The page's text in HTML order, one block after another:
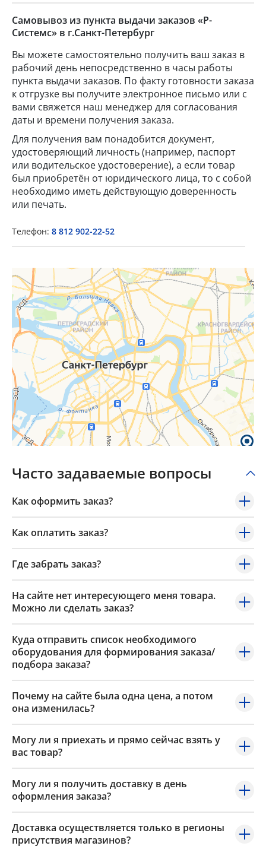
Самовывоз из пункта выдачи заказов «Р-
Системс» в г.Санкт-Петербург
Вы можете самостоятельно получить ваш заказ в
рабочий день непосредственно в часы работы
пункта выдачи заказов. По факту готовности заказа
к отгрузке вы получите электронное письмо или с
вами свяжется наш менеджер для согласования
даты и времени получения заказа.
Для получения вам понадобится документ,
удостоверяющий личность (например, паспорт
или водительское удостоверение), а если товар
был приобретён от юридического лица, то с собой
необходимо иметь действующую доверенность
или печать.
Телефон: 8 812 902-22-52
Часто задаваемые вопросы
Как оформить заказ?
Как оплатить заказ?
Где забрать заказ?
На сайте нет интересующего меня товара.
Можно ли сделать заказ?
Куда отправить список необходимого
оборудования для формирования заказа/
подбора заказа?
Почему на сайте была одна цена, а потом
она изменилась?
Могу ли я приехать и прямо сейчас взять у
вас товар?
Могу ли я получить доставку в день
оформления заказа?
Доставка осуществляется только в регионы
присутствия магазинов?
Popup Title
×
Popup Content